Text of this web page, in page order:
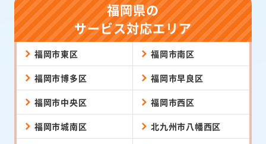
福岡県の
サービス対応エリア
福岡市東区 福岡市南区
福岡市博多区 福岡市早良区
福岡市中央区 福岡市西区
福岡市城南区 北九州市八幡西区